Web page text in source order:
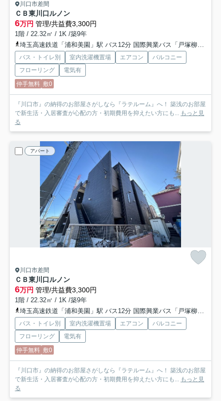
川口市差間
ＣＢ東川口ルノン
6万円 管理/共益費3,300円
1階 / 22.32㎡ / 1K /築9年
埼玉高速鉄道「浦和美園」駅 バス12分 国際興業バス「戸塚柳」 停歩18分
バス・トイレ別 室内洗濯機置場 エアコン
バルコニー
フローリング
電気有
仲手無料 敷0
『川口市』の納得のお部屋さがしなら『ラテルーム』へ！ 築浅のお部屋
で新生活・入居審査が心配の方・初期費用を抑えたい方にも... もっと見
る
アパート
川口市差間
ＣＢ東川口ルノン
6万円 管理/共益費3,300円
1階 / 22.32㎡ / 1K /築9年
埼玉高速鉄道「浦和美園」駅 バス12分 国際興業バス「戸塚柳」 停歩18分
バス・トイレ別 室内洗濯機置場 エアコン
バルコニー
フローリング
電気有
仲手無料 敷0
『川口市』の納得のお部屋さがしなら『ラテルーム』へ！ 築浅のお部屋
で新生活・入居審査が心配の方・初期費用を抑えたい方にも... もっと見
る